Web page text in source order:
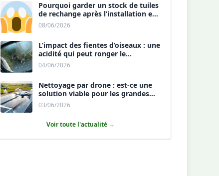
Pourquoi garder un stock de tuiles
de rechange après l’installation est
une sécurité ?
08/06/2026
L’impact des fientes d’oiseaux : une
acidité qui peut ronger le
revêtement antireflet ?
04/06/2026
Nettoyage par drone : est-ce une
solution viable pour les grandes
toitures agricoles ?
03/06/2026
Voir toute l'actualité →